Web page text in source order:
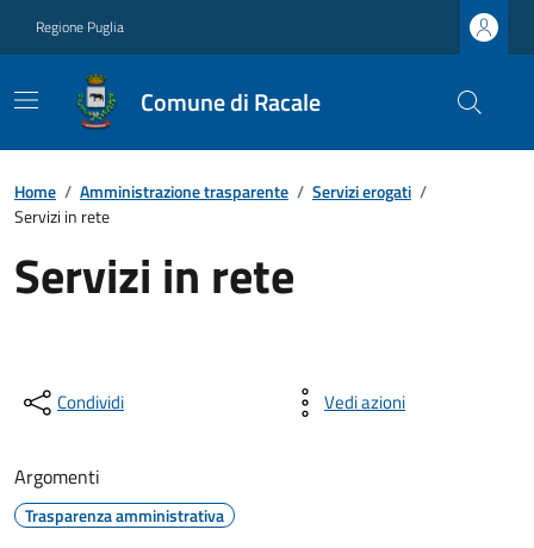
Regione Puglia
Comune di Racale
Home / Amministrazione trasparente / Servizi erogati /
Servizi in rete
Servizi in rete
Condividi Vedi azioni
Argomenti
Trasparenza amministrativa